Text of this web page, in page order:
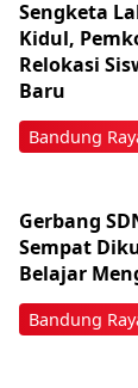
Bandung
Sengketa
Kidul,
Relokasi
Baru
Bandung
Gerbang
Sempat
Belajar